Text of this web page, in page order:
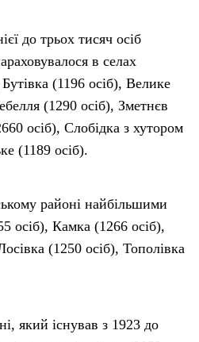
до трьох тисяч осіб
в селах
(1196 осіб), Велике
(1290 осіб), Зметнєв
осіб), Слобідка з хутором
(1189 осіб).
районі найбільшими
осіб), Камка (1266 осіб),
(1250 осіб), Тополівка
який існував з 1923 до